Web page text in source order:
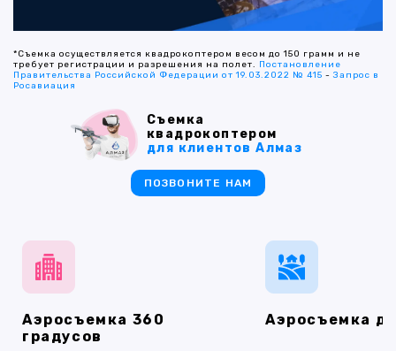
Аэросъемка 360
градусов
Аэросъемка
*Съемка осуществляется квадрокоптером весом до 150 грамм и не
требует регистрации и разрешения на полет. Постановление
Правительства Российской Федерации от 19.03.2022 № 415 -Запрос в
Росавиация
Съемка
квадрокоптером
для клиентов Алмаз
ПОЗВОНИТЕ НАМ